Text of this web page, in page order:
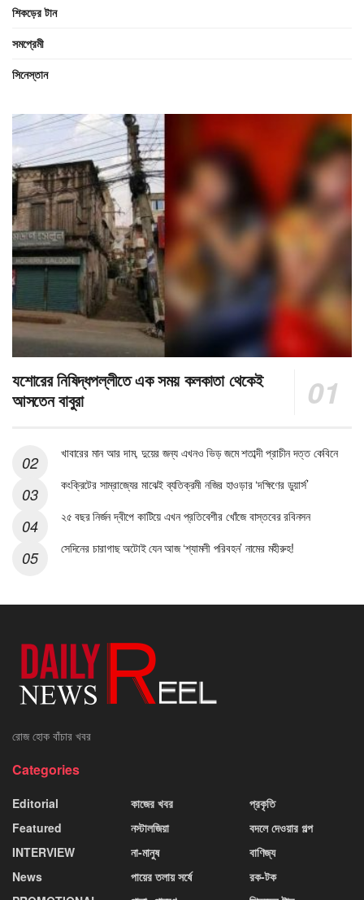
শিকড়ের টান
সমপ্রেমী
সিনেস্তান
যশোরের নিষিদ্ধপল্লীতে এক সময় কলকাতা থেকেই
আসতেন বাবুরা
খাবারের মান আর দাম, দুয়ের জন্য এখনও ভিড় জমে শতাব্দী প্রাচীন দত্ত কেবিনে
কংক্রিটের সাম্রাজ্যের মাঝেই ব্যতিক্রমী নজির হাওড়ার ‘দক্ষিণের ডুয়ার্স’
২৫ বছর নির্জন দ্বীপে কাটিয়ে এখন প্রতিবেশীর খোঁজে বাস্তবের রবিনসন
সেদিনের চারাগাছ অটোই যেন আজ ‘শ্যামলী পরিবহন’ নামের মহীরুহ!
রোজ হোক বাঁচার খবর
Categories
Editorial
Featured
INTERVIEW
News
কাজের খবর
নস্টালজিয়া
না-মানুষ
পায়ের তলায় সর্ষে
প্রকৃতি
বদলে দেওয়ার গল্প
বাণিজ্য
রক-টক